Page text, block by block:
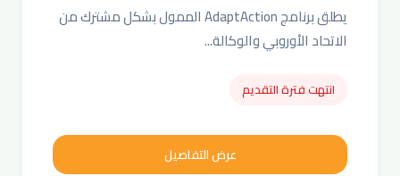
يطلق برنامج AdaptAction الممول بشكل مشترك من
الاتحاد الأوروبي والوكالة...
انتهت فترة التقديم
عرض التفاصيل